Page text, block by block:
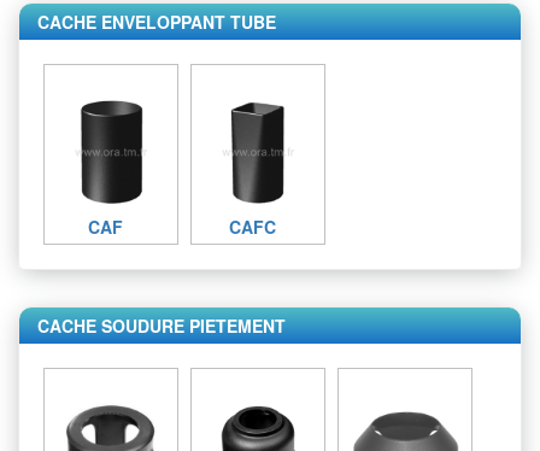
CACHE ENVELOPPANT TUBE
CAF CAFC
CACHE SOUDURE PIETEMENT